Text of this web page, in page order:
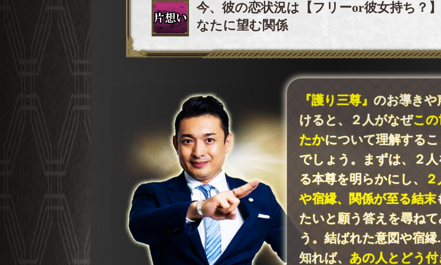
今、彼の恋状況は【フリーor彼女持ち？
なたに望む関係
『護り三尊』 のお導きや
けると、２人がなぜこ
たかについて理解する
でしょう。まずは、２
る本尊を明らかにし、
や宿縁、関係が至る結末
たいと願う答えを尋ね
う。結ばれた意図や宿
知れば、 あの人とどう